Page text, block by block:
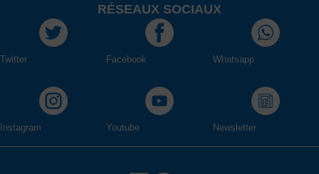
RÉSEAUX SOCIAUX
Twitter Facebook Whatsapp
Instagram Youtube Newsletter